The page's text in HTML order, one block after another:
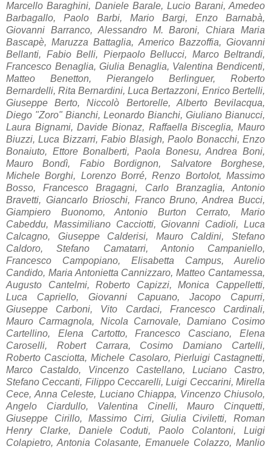
Marcello Baraghini, Daniele Barale, Lucio Barani, Amedeo
Barbagallo, Paolo Barbi, Mario Bargi, Enzo Barnabà,
Giovanni Barranco, Alessandro M. Baroni, Chiara Maria
Bascapè, Maruzza Battaglia, Americo Bazzoffia, Giovanni
Bellanti, Fabio Belli, Pierpaolo Bellucci, Marco Beltrandi,
Francesco Benaglia, Giulia Benaglia, Valentina Bendicenti,
Matteo Benetton, Pierangelo Berlinguer, Roberto
Bernardelli, Rita Bernardini, Luca Bertazzoni, Enrico Bertelli,
Giuseppe Berto, Niccolò Bertorelle, Alberto Bevilacqua,
Diego "Zoro" Bianchi, Leonardo Bianchi, Giuliano Bianucci,
Laura Bignami,Davide Bionaz, Raffaella Bisceglia, Mauro
Biuzzi, Luca Bizzarri, Fabio Blasigh, Paolo Bonacchi, Enzo
Bonaiuto, Ettore Bonalberti, Paola Bonesu, Andrea Boni,
Mauro Bondì, Fabio Bordignon, Salvatore Borghese,
Michele Borghi, Lorenzo Borré, Renzo Bortolot, Massimo
Bosso, Francesco Bragagni, Carlo Branzaglia, Antonio
Bravetti, Giancarlo Brioschi, Franco Bruno, Andrea Bucci,
Giampiero Buonomo, Antonio Burton Cerrato, Mario
Cabeddu, Massimiliano Cacciotti, Giovanni Cadioli, Luca
Calcagno, Giuseppe Calderisi, Mauro Caldini, Stefano
Caldoro, Stefano Camatarri, Antonio Campaniello,
Francesco Campopiano, Elisabetta Campus, Aurelio
Candido, Maria Antonietta Cannizzaro, Matteo Cantamessa,
Augusto Cantelmi,Roberto Capizzi, Monica Cappelletti,
Luca Capriello, Giovanni Capuano, Jacopo Capurri,
Giuseppe Carboni, Vito Cardaci, Francesco Cardinali,
Mauro Carmagnola, Nicola Carnovale, Damiano Cosimo
Cartellino, Elena Cartotto,Francesco Casciano, Elena
Caroselli, Robert Carrara, Cosimo Damiano Cartelli,
Roberto Casciotta, Michele Casolaro, Pierluigi Castagnetti,
Marco Castaldo, Vincenzo Castellano, Luciano Castro,
Stefano Ceccanti, Filippo Ceccarelli, Luigi Ceccarini, Mirella
Cece, Anna Celeste, Luciano Chiappa, Vincenzo Chiusolo,
Angelo Ciardullo, Valentina Cinelli, Mauro Cinquetti,
Giuseppe Cirillo, Massimo Cirri, Giulia Civiletti, Roman
Henry Clarke, Daniele Coduti, Paolo Colantoni, Luigi
Colapietro, Antonia Colasante, Emanuele Colazzo, Manlio